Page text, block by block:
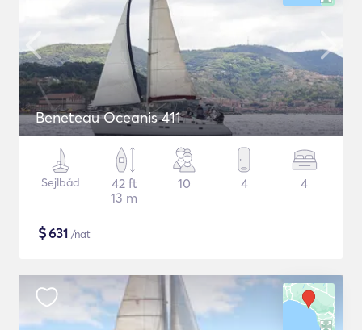
Beneteau Oceanis 411
Sejlbåd
42 ft
13 m
10 4 4
$631 /nat